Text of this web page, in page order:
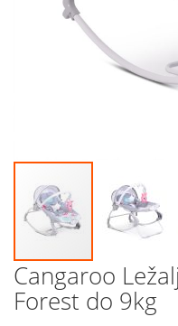
Skip
to
the
Cangaroo
Forest do 9kg